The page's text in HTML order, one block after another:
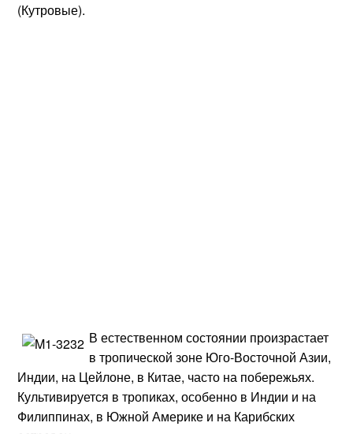
(Кутровые).
В естественном состоянии произрастает
в тропической зоне Юго-Восточной Азии,
Индии, на Цейлоне, в Китае, часто на побережьях.
Культивируется в тропиках, особенно в Индии и на
Филиппинах, в Южной Америке и на Карибских